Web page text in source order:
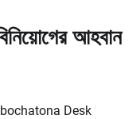
আহবান
Desk